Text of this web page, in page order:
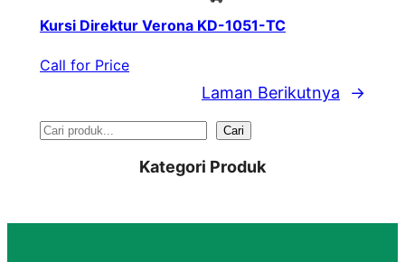
Kursi Direktur Verona KD-1051-TC
Call for Price
Laman Berikutnya →
S
r
Cari
Kategori Produk